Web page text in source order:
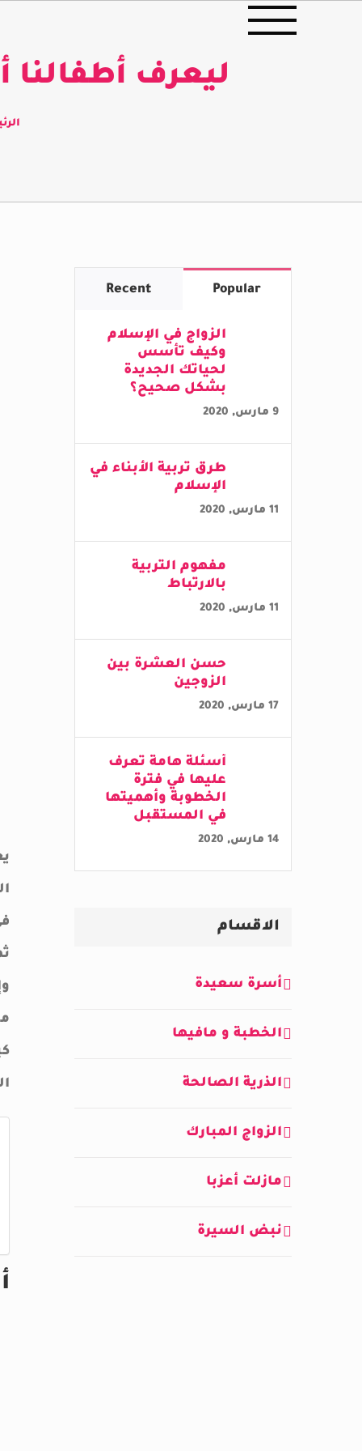
ليعرف
Popular
Recent
الزواج في الإسلام
وكيف تأسس
لحياتك الجديدة
بشكل صحيح؟
9 مارس, 2020
طرق تربية الأبناء في
الإسلام
11 مارس, 2020
مفهوم التربية
بالارتباط
11 مارس, 2020
حسن العشرة بين
الزوجين
17 مارس, 2020
أسئلة هامة تعرف
عليها في فترة
الخطوبة وأهميتها
في المستقبل
14 مارس, 2020
الاقسام
أسرة سعيدة
الخطبة و مافيها
الذرية الصالحة
الزواج المبارك
مازلت أعزبا
نبض السيرة